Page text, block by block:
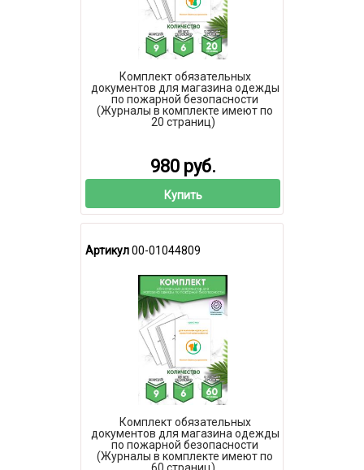
Комплект обязательных
документов для магазина одежды
по пожарной безопасности
(Журналы в комплекте имеют по
20 страниц)
980 руб.
Купить
Артикул00-01044809
Комплект обязательных
документов для магазина одежды
по пожарной безопасности
(Журналы в комплекте имеют по